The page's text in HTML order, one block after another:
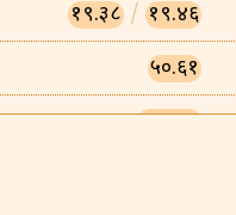
१९.३८ / १९.४६
५०.६१
०.००८५